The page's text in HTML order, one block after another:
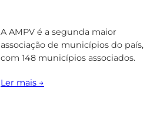
A AMPV é a segunda maior
associação de municípios do país,
com 148 municípios associados.
Ler mais →